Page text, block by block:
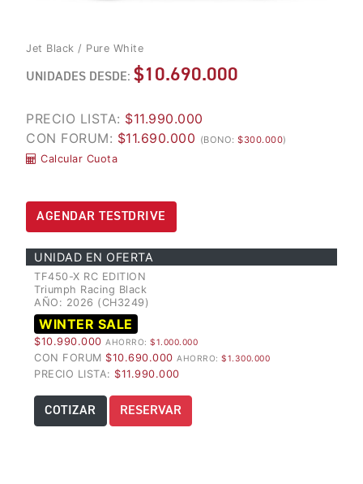
TIGER 850 SPORT TRAVEL
Precio desde $13.690.000
ALPINE
TIGER 900 ALPINE EDITION
EDITION DESERT
TIGER 900 DESERT EDITION
DESERT
Precio desde $18.590.000
ADVENTURE
TIGER 1200 RALLY PRO
ADVENTURE
ADVENTURE
2 ANOS GARANTIA
TRIUMPH CONQUISTA
ROMANIACS 2025
LLEGA A CHILE LA
OPTIMIZADA
MULTIPROPÃ³SITO
TRIUMPH TI
Agosto JUEVES 27
MAGIC NIGHT |
TRIUMPH REVEAL
SERIES
Jet Black / Pure White
UNIDADES DESDE: $10.690.000
PRECIO LISTA: $11.990.000
CON FORUM: $11.690.000 (BONO: $300.000)
Calcular Cuota
AGENDAR TESTDRIVE
UNIDAD EN OFERTA
TF450-X RC EDITION
Triumph Racing Black
AÑO: 2026 (CH3249)
WINTER SALE
$10.990.000 AHORRO: $1.000.000
CON FORUM $10.690.000 AHORRO: $1.300.000
PRECIO LISTA: $11.990.000
COTIZAR RESERVAR